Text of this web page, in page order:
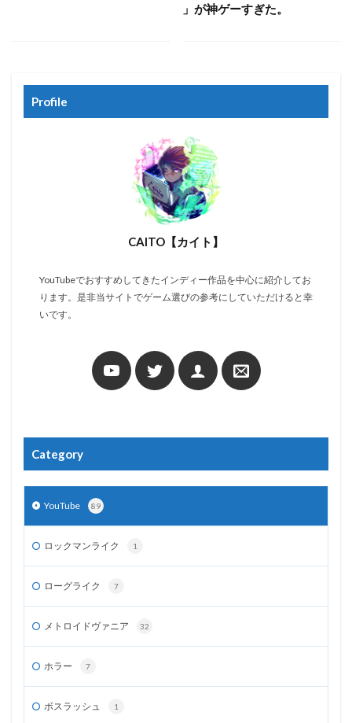
」が神ゲーすぎた。
Profile
CAITO【カイト】
YouTubeでおすすめしてきたインディー作品を中心に紹介してお
ります。是非当サイトでゲーム選びの参考にしていただけると幸
いです。
Category
YouTube 89
ロックマンライク 1
ローグライク 7
メトロイドヴァニア 32
ホラー 7
ボスラッシュ 1